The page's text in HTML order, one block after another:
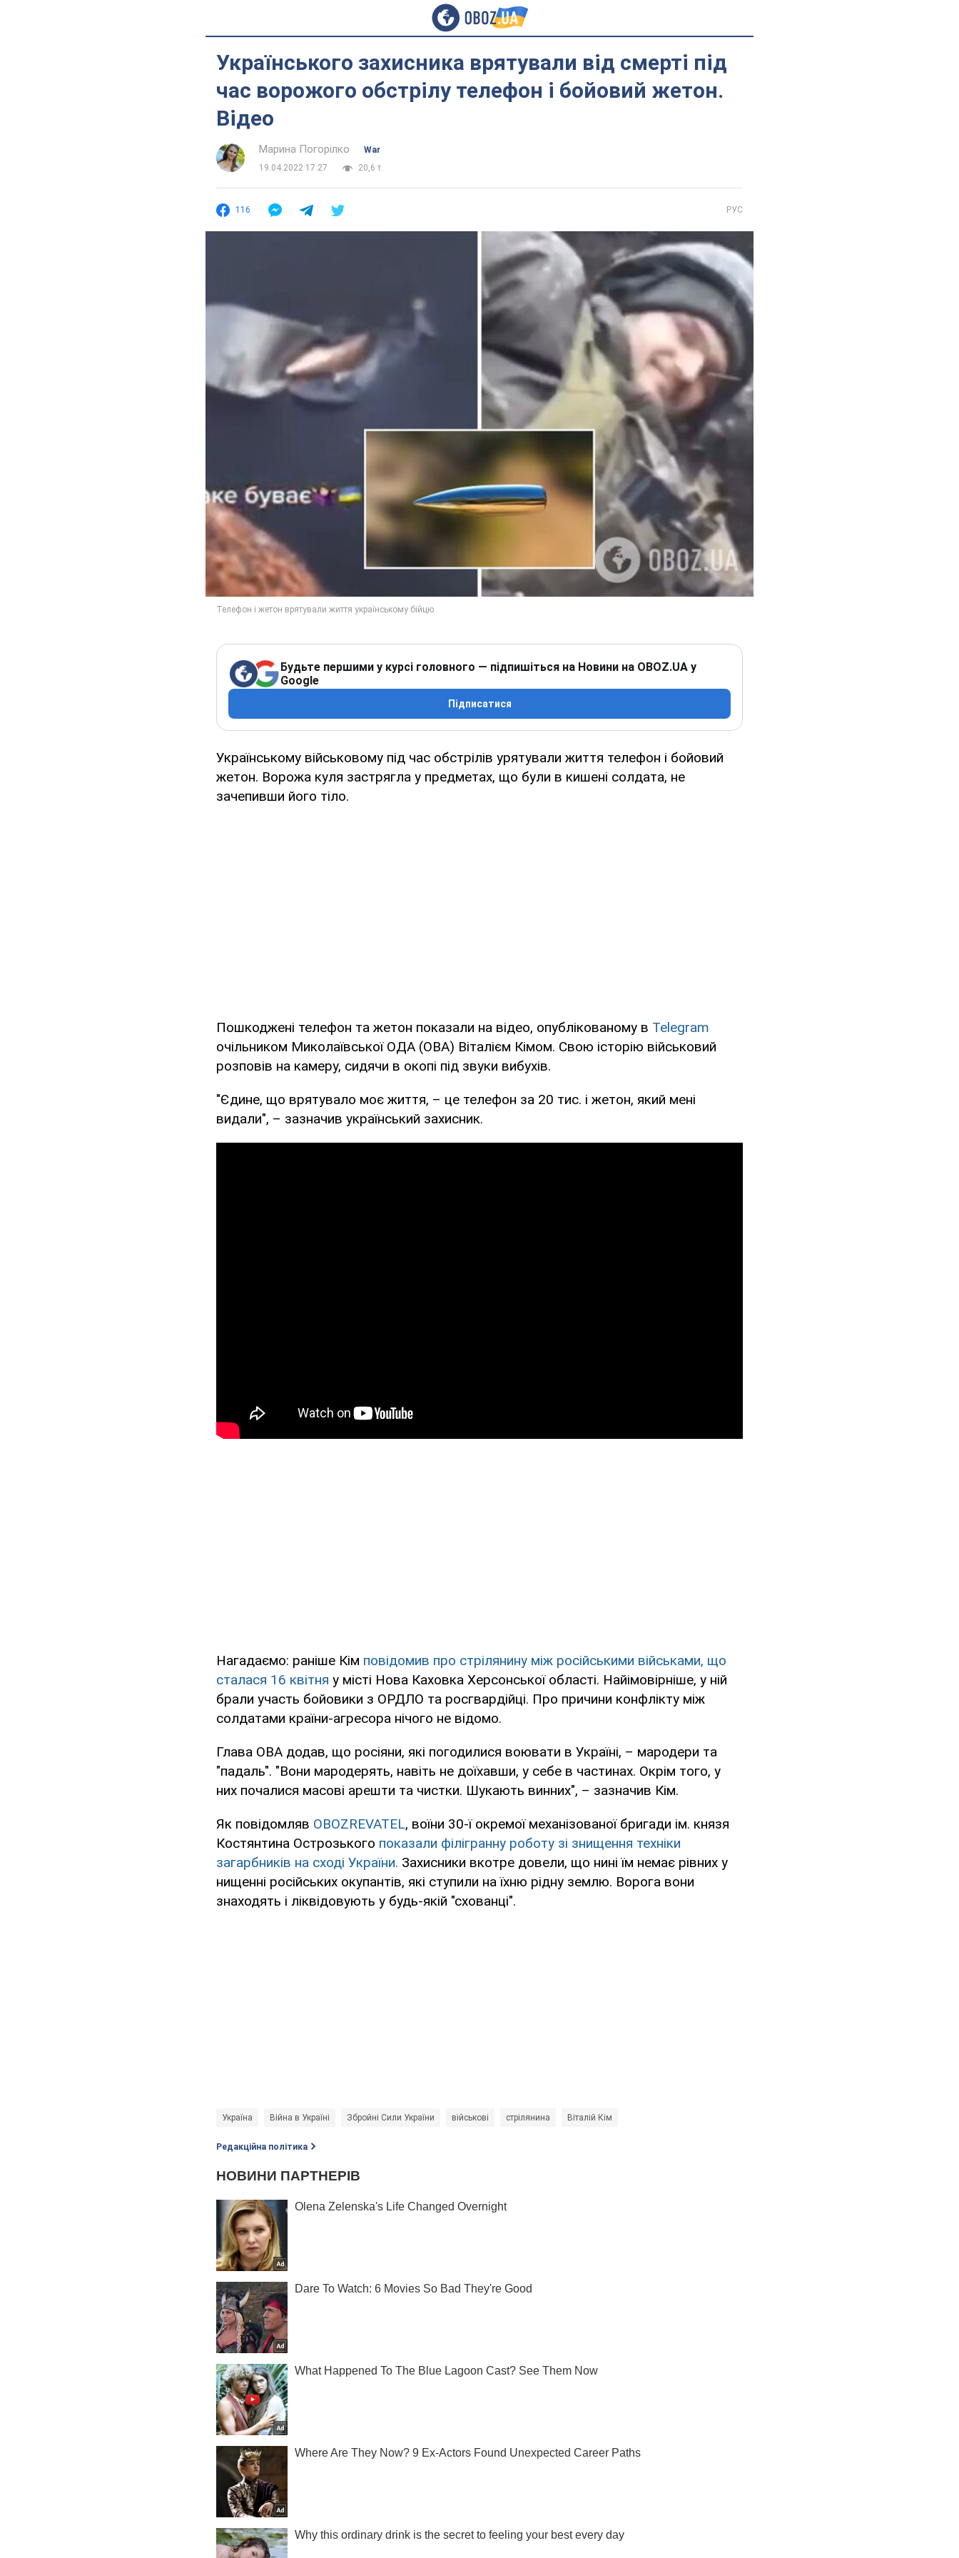
Українського захисника врятували від смерті під
час ворожого обстрілу телефон і бойовий жетон.
Відео
Марина Погорілко
War
19.04.2022 17:27
20,6 т.
116 РУС
Будьте першими у курсі головного — підпишіться на Новини на OBOZ.UA у
Google
Підписатися
Українському військовому під час обстрілів урятували життя телефон і бойовий
жетон. Ворожа куля застрягла у предметах, що були в кишені солдата, не
зачепивши його тіло.
Пошкоджені телефон та жетон показали на відео, опублікованому в Telegram
очільником Миколаївської ОДА (ОВА) Віталієм Кімом. Свою історію військовий
розповів на камеру, сидячи в окопі під звуки вибухів.
"Єдине, що врятувало моє життя, – це телефон за 20 тис. і жетон, який мені
видали", – зазначив український захисник.
Нагадаємо: раніше Кім повідомив про стрілянину між російськими військами, що
сталася 16 квітня у місті Нова Каховка Херсонської області. Найімовірніше, у ній
брали участь бойовики з ОРДЛО та росгвардійці. Про причини конфлікту між
солдатами країни-агресора нічого не відомо.
Глава ОВА додав, що росіяни, які погодилися воювати в Україні, – мародери та
"падаль". "Вони мародерять, навіть не доїхавши, у себе в частинах. Окрім того, у
них почалися масові арешти та чистки. Шукають винних", – зазначив Кім.
Як повідомляв OBOZREVATEL, воїни 30-ї окремої механізованої бригади ім. князя
Костянтина Острозького показали філігранну роботу зі знищення техніки
загарбників на сході України. Захисники вкотре довели, що нині їм немає рівних у
нищенні російських окупантів, які ступили на їхню рідну землю. Ворога вони
знаходять і ліквідовують у будь-якій "схованці".
Україна Війна в Україні Збройні Сили України військові стрілянина Віталій Кім
Редакційна політика